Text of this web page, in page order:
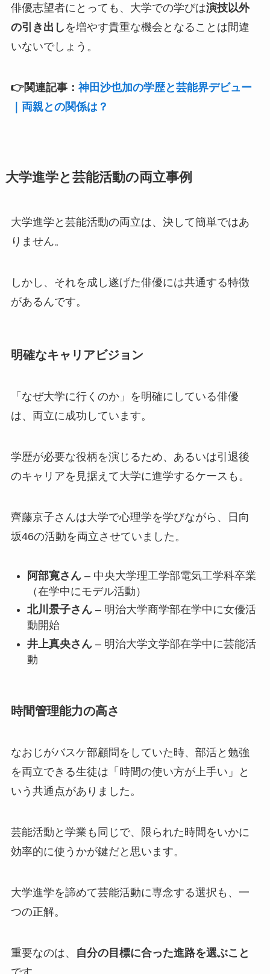
俳優志望者にとっても、大学での学びは演技以外
の引き出し を増やす貴重な機会となることは間違
いないでしょう。
👉関連記事： 神田沙也加の学歴と芸能界デビュー
｜両親との関係は？
大学進学と芸能活動の両立事例
大学進学と芸能活動の両立は、決して簡単ではあ
りません。
しかし、それを成し遂げた俳優には共通する特徴
があるんです。
明確なキャリアビジョン
「なぜ大学に行くのか」を明確にしている俳優
は、両立に成功しています。
学歴が必要な役柄を演じるため、あるいは引退後
のキャリアを見据えて大学に進学するケースも。
齊藤京子さんは大学で心理学を学びながら、日向
坂46の活動を両立させていました。
阿部寛さん– 中央大学理工学部電気工学科卒業
（在学中にモデル活動）
北川景子さん– 明治大学商学部在学中に女優活
動開始
井上真央さん– 明治大学文学部在学中に芸能活
動
時間管理能力の高さ
なおじがバスケ部顧問をしていた時、部活と勉強
を両立できる生徒は「時間の使い方が上手い」と
いう共通点がありました。
芸能活動と学業も同じで、限られた時間をいかに
効率的に使うかが鍵だと思います。
大学進学を諦めて芸能活動に専念する選択も、一
つの正解。
重要なのは、
自分の目標に合った進路を選ぶこと